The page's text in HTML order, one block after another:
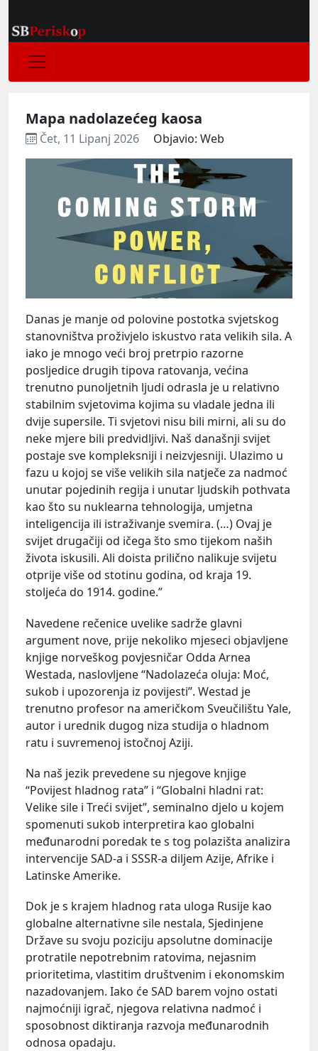
Mapa nadolazećeg kaosa
Čet, 11 Lipanj 2026 Objavio: Web
Danas je manje od polovine postotka svjetskog
stanovništva proživjelo iskustvo rata velikih sila. A
iako je mnogo veći broj pretrpio razorne
posljedice drugih tipova ratovanja, većina
trenutno punoljetnih ljudi odrasla je u relativno
stabilnim svjetovima kojima su vladale jedna ili
dvije supersile. Ti svjetovi nisu bili mirni, ali su do
neke mjere bili predvidljivi. Naš današnji svijet
postaje sve kompleksniji i neizvjesniji. Ulazimo u
fazu u kojoj se više velikih sila natječe za nadmoć
unutar pojedinih regija i unutar ljudskih pothvata
kao što su nuklearna tehnologija, umjetna
inteligencija ili istraživanje svemira. (…) Ovaj je
svijet drugačiji od ičega što smo tijekom naših
života iskusili. Ali doista prilično nalikuje svijetu
otprije više od stotinu godina, od kraja 19.
stoljeća do 1914. godine.”
Navedene rečenice uvelike sadrže glavni
argument nove, prije nekoliko mjeseci objavljene
knjige norveškog povjesničar Odda Arnea
Westada, naslovljene “Nadolazeća oluja: Moć,
sukob i upozorenja iz povijesti”. Westad je
trenutno profesor na američkom Sveučilištu Yale,
autor i urednik dugog niza studija o hladnom
ratu i suvremenoj istočnoj Aziji.
Na naš jezik prevedene su njegove knjige
“Povijest hladnog rata” i “Globalni hladni rat:
Velike sile i Treći svijet”, seminalno djelo u kojem
spomenuti sukob interpretira kao globalni
međunarodni poredak te s tog polazišta analizira
intervencije SAD-a i SSSR-a diljem Azije, Afrike i
Latinske Amerike.
Dok je s krajem hladnog rata uloga Rusije kao
globalne alternativne sile nestala, Sjedinjene
Države su svoju poziciju apsolutne dominacije
protratile nepotrebnim ratovima, nejasnim
prioritetima, vlastitim društvenim i ekonomskim
nazadovanjem. Iako će SAD barem vojno ostati
najmoćniji igrač, njegova relativna nadmoć i
sposobnost diktiranja razvoja međunarodnih
odnosa opadaju.